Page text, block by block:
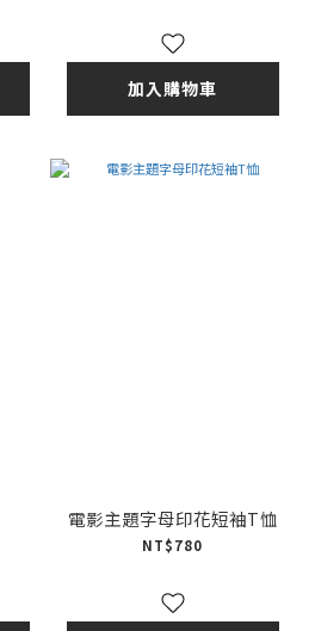
加入購物車
電影主題字母印花短袖T恤
NT$780